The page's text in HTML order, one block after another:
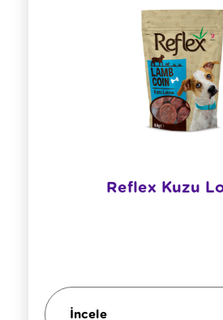
Reflex Kuzu
İncele